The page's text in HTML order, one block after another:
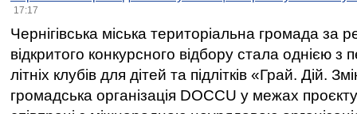
17:17
Чернігівська міська територіальна громада за
відкритого конкурсного відбору стала однією
літніх клубів для дітей та підлітків «Грай. Дій.
громадська організація DOCCU у межах